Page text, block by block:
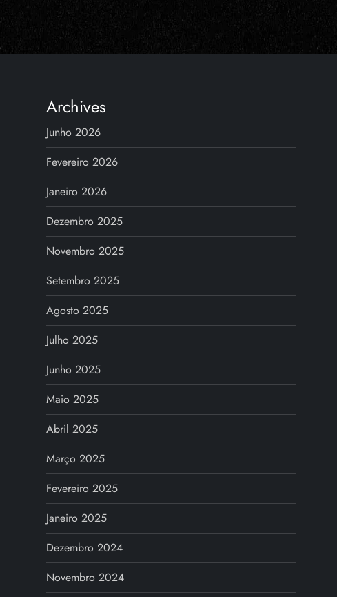
Archives
Junho 2026
Fevereiro 2026
Janeiro 2026
Dezembro 2025
Novembro 2025
Setembro 2025
Agosto 2025
Julho 2025
Junho 2025
Maio 2025
Abril 2025
Março 2025
Fevereiro 2025
Janeiro 2025
Dezembro 2024
Novembro 2024